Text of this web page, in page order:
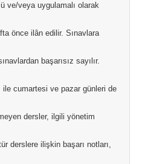
ve/veya uygulamalı olarak
önce ilân edilir. Sınavlara
başarısız sayılır.
ile cumartesi ve pazar günleri de
dersler, ilgili yönetim
derslere ilişkin başarı notları,